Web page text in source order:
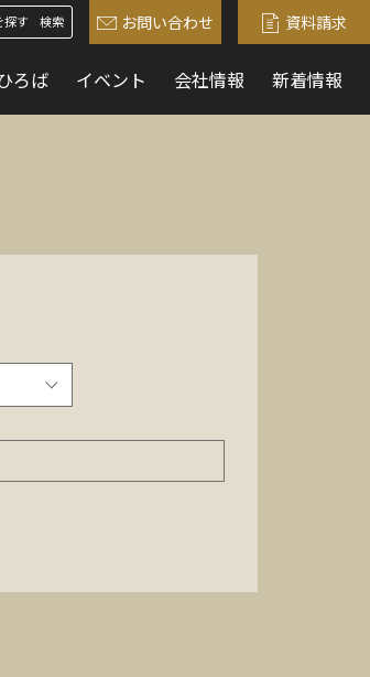
検索 お問い合わせ 資料請求
ろば イベント 会社情報 新着情報